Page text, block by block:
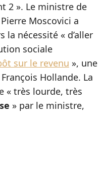
2 ». Le ministre de
Moscovici a
la nécessité « d’aller
sociale
sur le revenu », une
Hollande. La
« très lourde, très
» par le ministre,